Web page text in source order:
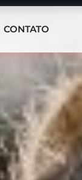
CONTATO